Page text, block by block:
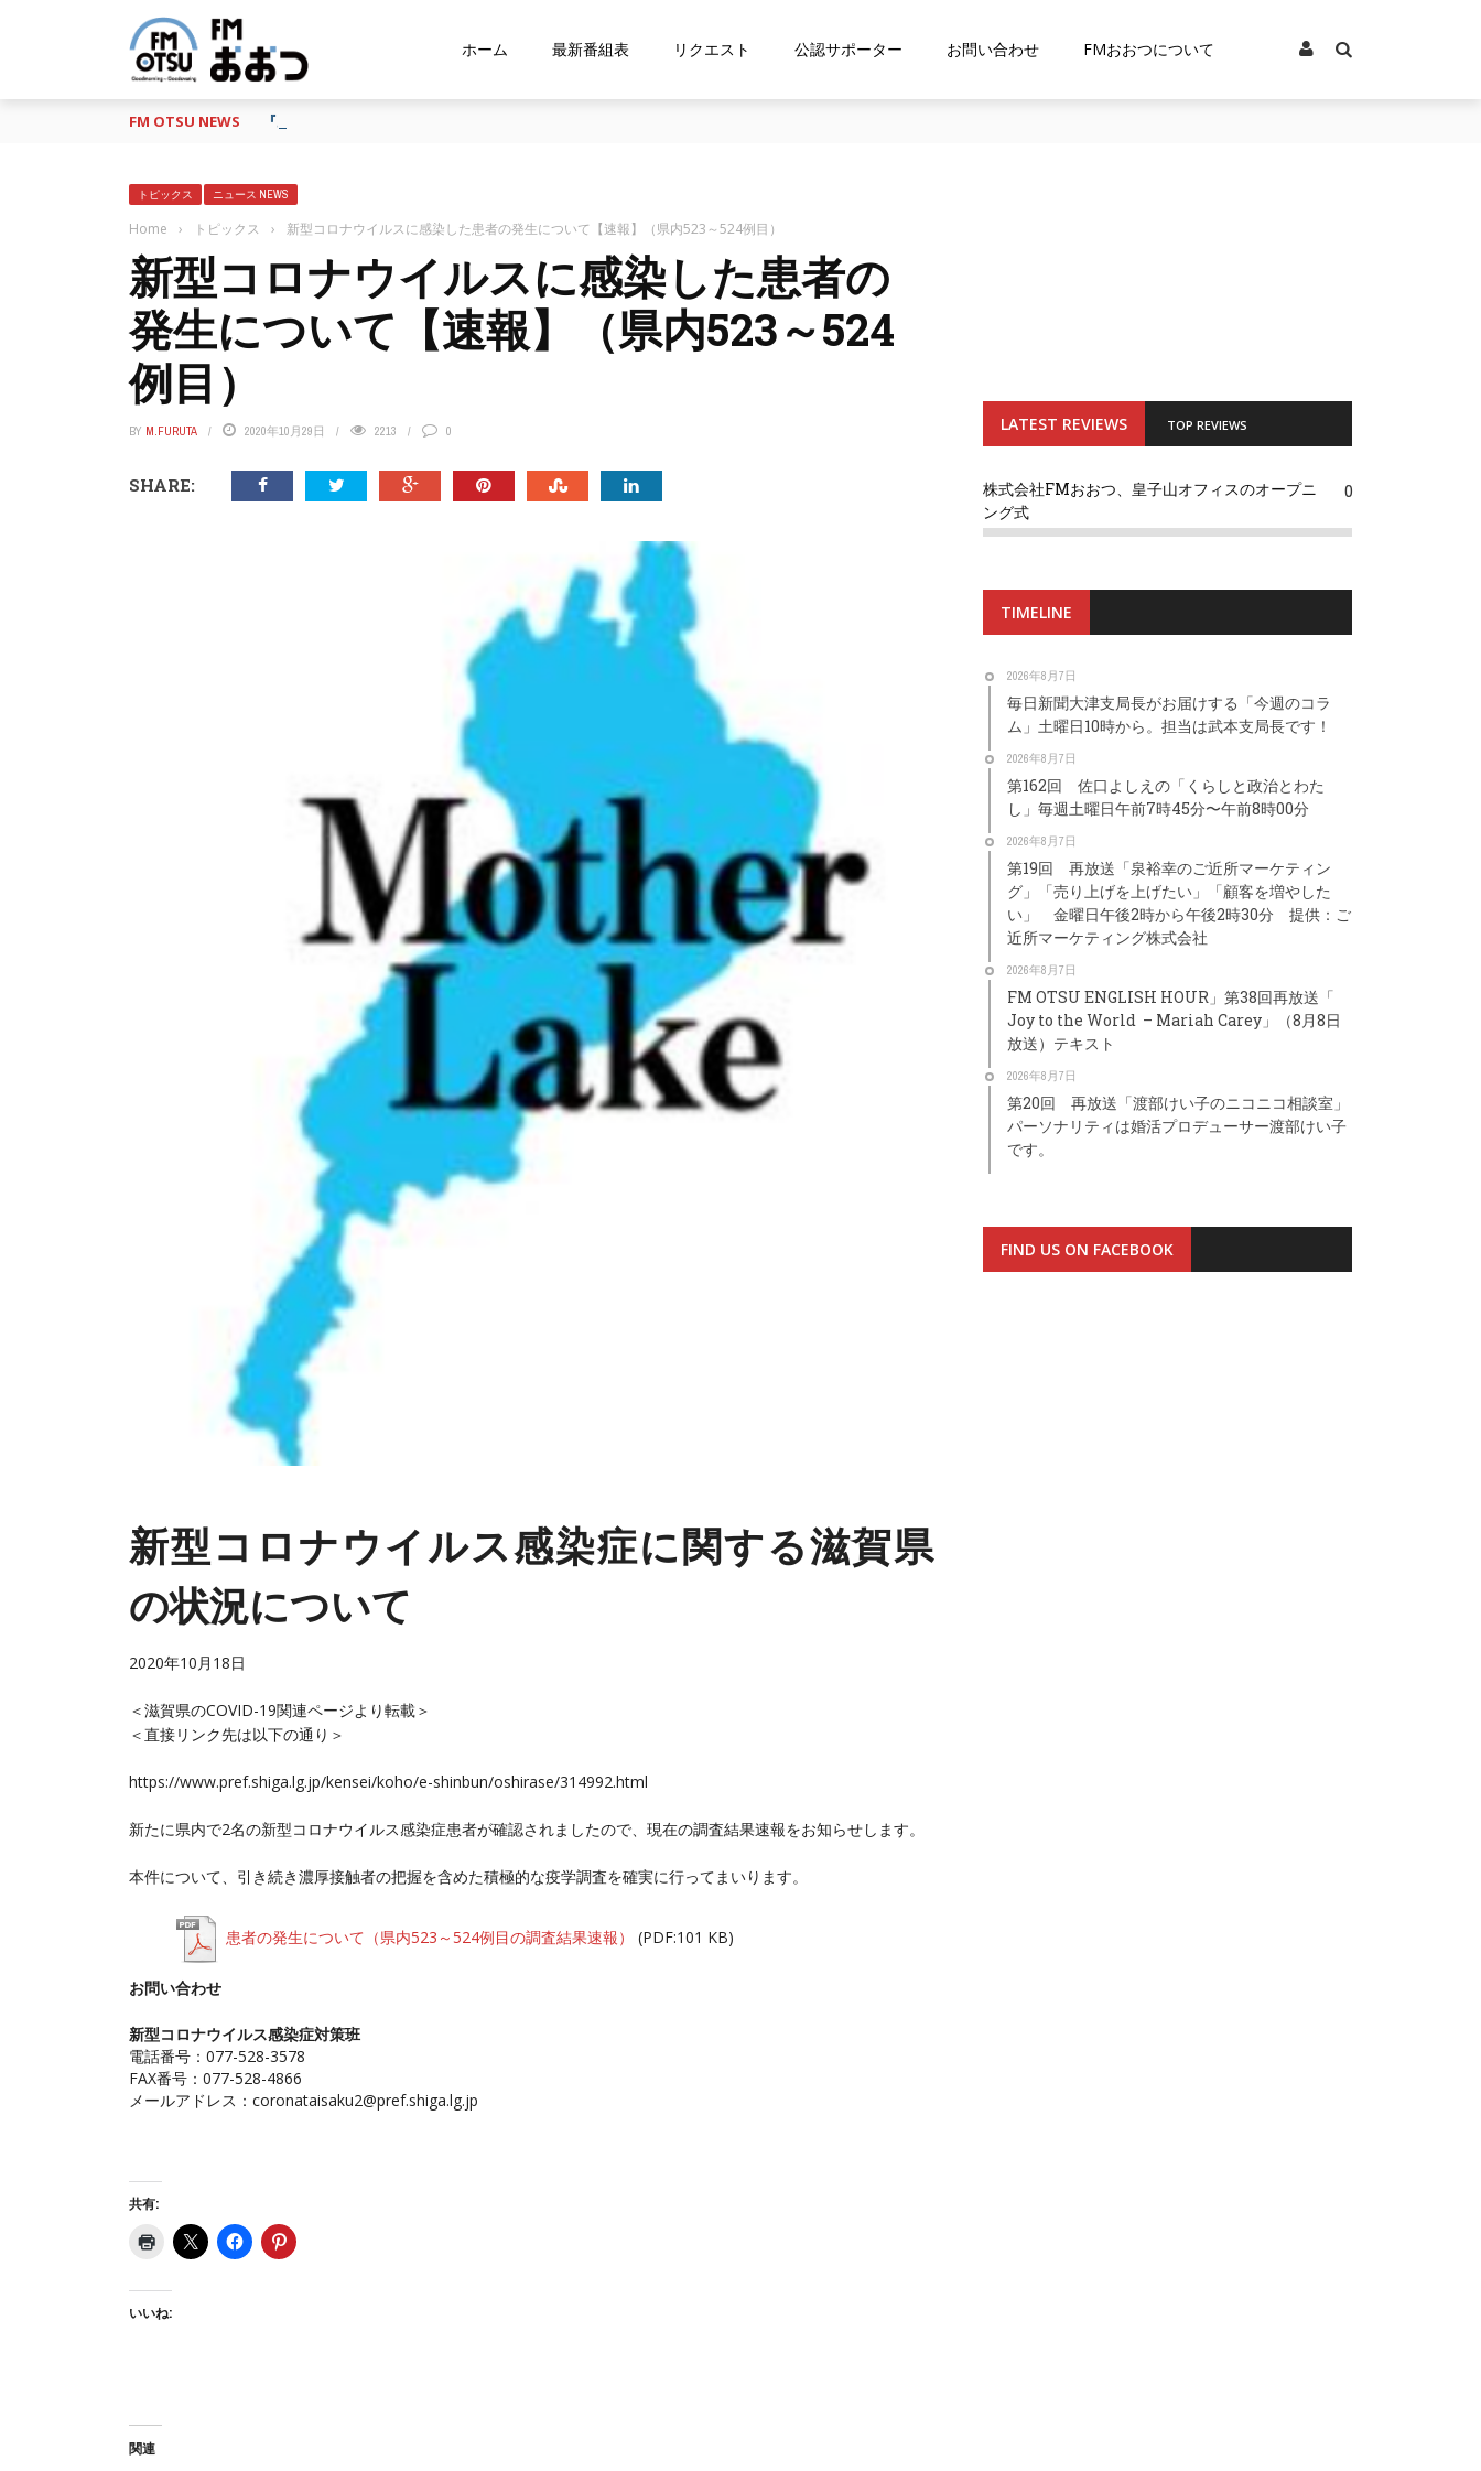
ホーム 最新番組表 リクエスト 公認サポーター お問い合わせ FMおおつについて
FM OTSU NEWS 『あの日の放送、もう一度聴きたいな…』にお応え！FMおおつ ポッドキャスト配信中！
トピックス ニュース NEWS
Home › トピックス › 新型コロナウイルスに感染した患者の発生について【速報】（県内523～524例目）
新型コロナウイルスに感染した患者の
発生について【速報】（県内523～524
例目）
BY M.FURUTA 2020年10月29日 2213 0
SHARE:
新型コロナウイルス感染症に関する滋賀県
の状況について
2020年10月18日
＜滋賀県のCOVID-19関連ページより転載＞
＜直接リンク先は以下の通り＞
https://www.pref.shiga.lg.jp/kensei/koho/e-shinbun/oshirase/314992.html
新たに県内で2名の新型コロナウイルス感染症患者が確認されましたので、現在の調査結果速報をお知らせします。
本件について、引き続き濃厚接触者の把握を含めた積極的な疫学調査を確実に行ってまいります。
患者の発生について（県内523～524例目の調査結果速報） (PDF:101 KB)
お問い合わせ
新型コロナウイルス感染症対策班
電話番号：077-528-3578
FAX番号：077-528-4866
メールアドレス： coronataisaku2@pref.shiga.lg.jp
共有:
いいね:
関連
LATEST REVIEWS TOP REVIEWS
株式会社FMおおつ、皇子山オフィスのオープニ
ング式
0
TIMELINE
2026年8月7日
毎日新聞大津支局長がお届けする「今週のコラ
ム」土曜日10時から。担当は武本支局長です！
2026年8月7日
第162回 佐口よしえの「くらしと政治とわた
し」毎週土曜日午前7時45分〜午前8時00分
2026年8月7日
第19回 再放送「泉裕幸のご近所マーケティン
グ」「売り上げを上げたい」「顧客を増やした
い」 金曜日午後2時から午後2時30分 提供：ご
近所マーケティング株式会社
2026年8月7日
FM OTSU ENGLISH HOUR」第38回再放送「
Joy to the World – Mariah Carey」（8月8日
放送）テキスト
2026年8月7日
第20回 再放送「渡部けい子のニコニコ相談室」
パーソナリティは婚活プロデューサー渡部けい子
です。
FIND US ON FACEBOOK